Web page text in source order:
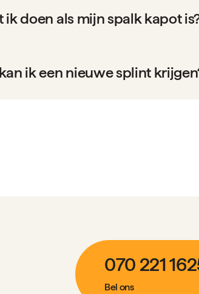
ik doen als mijn spalk kapot
ik een nieuwe splint
070 221
Bel ons